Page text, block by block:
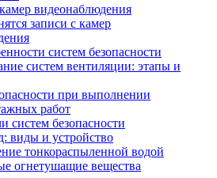
видеонаблюдения
записи с камер
систем безопасности
систем вентиляции: этапы и
при выполнении
работ
систем безопасности
виды и устройство
тонкораспыленной водой
огнетушащие вещества